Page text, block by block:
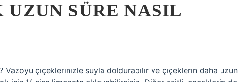
SÜRE NASIL
Vazoyu çiçeklerinizle suyla doldurabilir ve çiçeklerin daha uzun